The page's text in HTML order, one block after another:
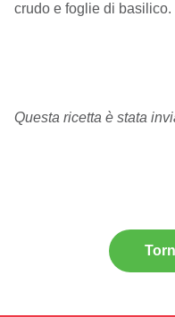
crudo e foglie di basilico.
Questa ricetta è stata